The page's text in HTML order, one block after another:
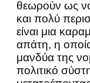
θεωρούν ως
και πολύ
είναι μια
απάτη, η
μανδύα της
πολιτικό